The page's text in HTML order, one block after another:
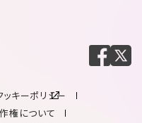
キーポリシー
権について